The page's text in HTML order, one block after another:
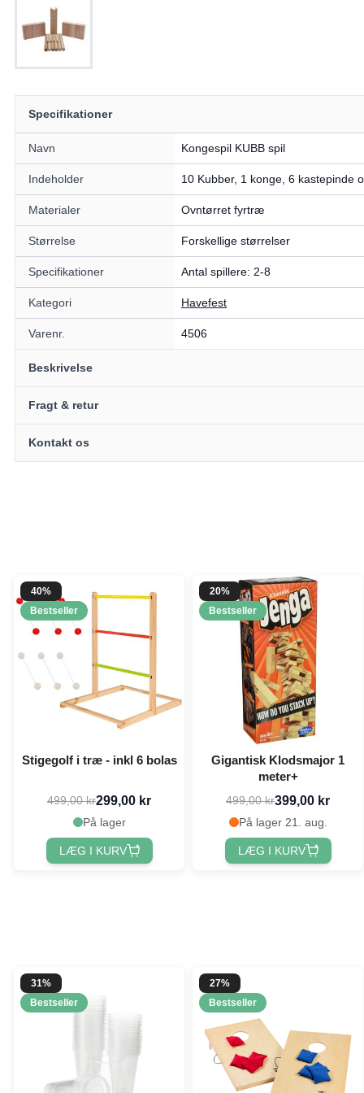
Specifikationer
Navn Kongespil KUBB spil
Indeholder 10 Kubber, 1 konge, 6 kastepinde
Materialer Ovntørret fyrtræ
Størrelse Forskellige størrelser
Specifikationer Antal spillere: 2-8
Kategori Havefest
Varenr. 4506
Beskrivelse
Fragt & retur
Kontakt os
40%
Bestseller
Stigegolf i træ - inkl 6 bolas
499,00 kr299,00 kr
På lager
LÆG I KURV
20%
Bestseller
Gigantisk Klodsmajor 1
meter+
499,00 kr399,00 kr
På lager 21. aug.
LÆG I KURV
31%
Bestseller
27%
Bestseller